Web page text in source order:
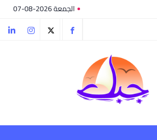
الجمعة 2026-08-07